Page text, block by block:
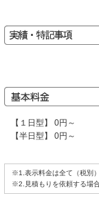
【１日型】 0円～
【半日型】 0円～
※1.表示料金は全て（税別
※2.見積もりを依頼する場